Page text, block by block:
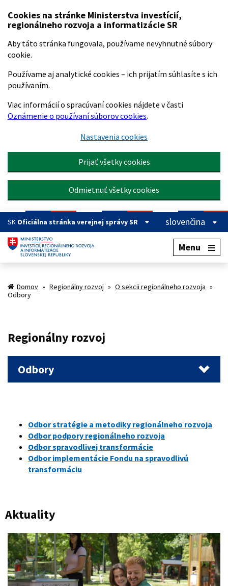
Preskočiť na hlavný obsah
Cookies na stránke Ministerstva investícií,
regionálneho rozvoja a informatizácie SR
Aby táto stránka fungovala, používame nevyhnutné súbory
cookie.
Používame aj analytické cookies – ich prijatím súhlasíte s ich
používaním.
Viac informácií o spracúvaní cookies nájdete v časti
Oznámenie o používaní súborov cookies.
Nastavenia cookies
Prijať všetky cookies
Odmietnuť všetky cookies
SK Oficiálna stránka verejnej správy SR slovenčina
Menu
Domov » Regionálny rozvoj » O sekcii regionálneho rozvoja »
Odbory
Regionálny rozvoj
Odbory
Odbor stratégie a metodiky regionálneho rozvoja
Odbor podpory regionálneho rozvoja
Odbor spravodlivej transformácie
Odbor implementácie Fondu na spravodlivú
transformáciu
Aktuality